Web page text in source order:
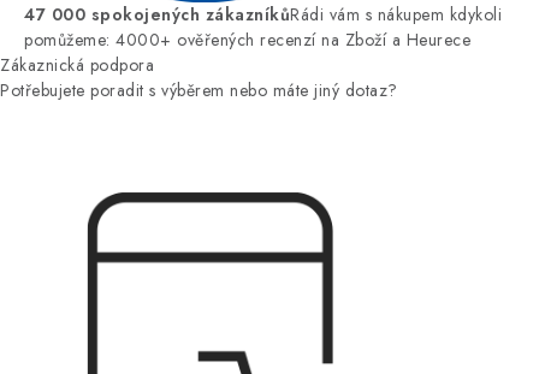
47 000 spokojených zákazníkůRádi vám s nákupem kdykoli
pomůžeme: 4000+ ověřených recenzí na Zboží a Heurece
Zákaznická podpora
Potřebujete poradit s výběrem nebo máte jiný dotaz?